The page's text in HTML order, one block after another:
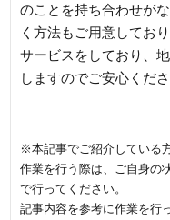
のことを持ち合わせが
く方法もご用意してお
サービスをしており、
しますのでご安心くださ
※本記事でご紹介している
作業を行う際は、ご自身の
で行ってください。
記事内容を参考に作業を行